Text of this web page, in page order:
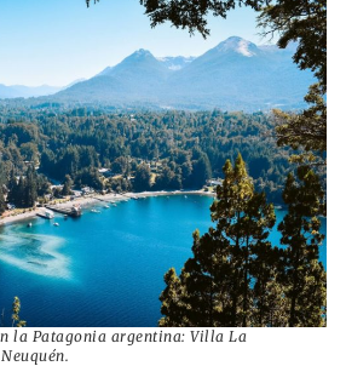
la Patagonia argentina: Villa La